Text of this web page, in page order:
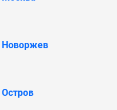
Новоржев
Остров